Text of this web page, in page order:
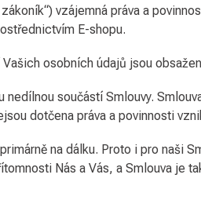
vzájemná práva a
E-shopu.
osobních údajů jsou
součástí Smlouvy.
dotčena práva a povinnosti
na dálku. Proto i pro naši
Nás a Vás, a Smlouva je